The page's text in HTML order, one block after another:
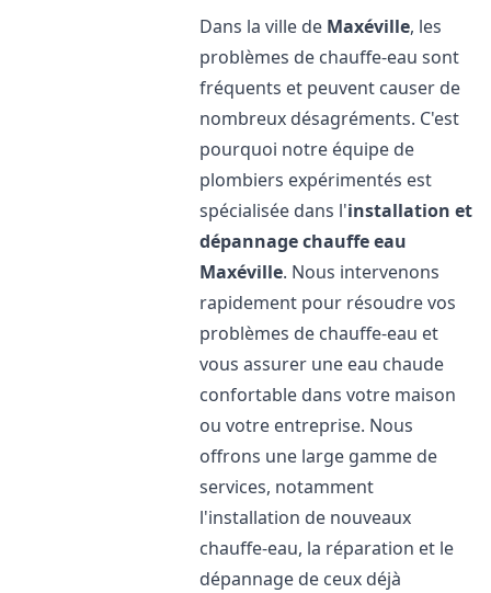
Dans la ville de Maxéville, les
problèmes de chauffe-eau sont
fréquents et peuvent causer de
nombreux désagréments. C'est
pourquoi notre équipe de
plombiers expérimentés est
spécialisée dans l'installation et
dépannage chauffe eau
Maxéville. Nous intervenons
rapidement pour résoudre vos
problèmes de chauffe-eau et
vous assurer une eau chaude
confortable dans votre maison
ou votre entreprise. Nous
offrons une large gamme de
services, notamment
l'installation de nouveaux
chauffe-eau, la réparation et le
dépannage de ceux déjà